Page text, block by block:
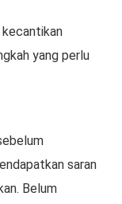
kecantikan
yang perlu
saran
Belum